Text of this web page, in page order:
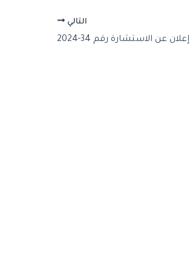
التالي
إعلان عن الاستشارة رقم 34-2024